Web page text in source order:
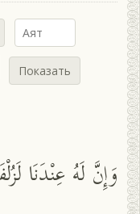
Показать
وَإِنَّ لَهُ عِنْدَنَا